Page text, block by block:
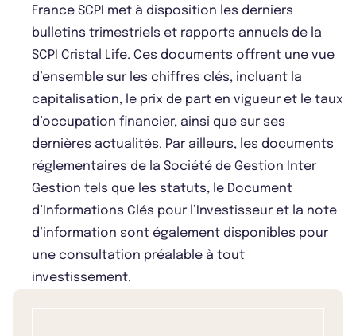
France SCPI met à disposition les derniers
bulletins trimestriels et rapports annuels de la
SCPI Cristal Life. Ces documents offrent une vue
d’ensemble sur les chiffres clés, incluant la
capitalisation, le prix de part en vigueur et le taux
d’occupation financier, ainsi que sur ses
dernières actualités. Par ailleurs, les documents
réglementaires de la Société de Gestion Inter
Gestion tels que les statuts, le Document
d’Informations Clés pour l’Investisseur et la note
d’information sont également disponibles pour
une consultation préalable à tout
investissement.